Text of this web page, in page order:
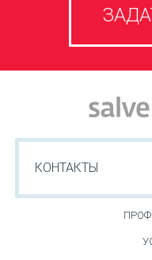
КОНТАКТЫ